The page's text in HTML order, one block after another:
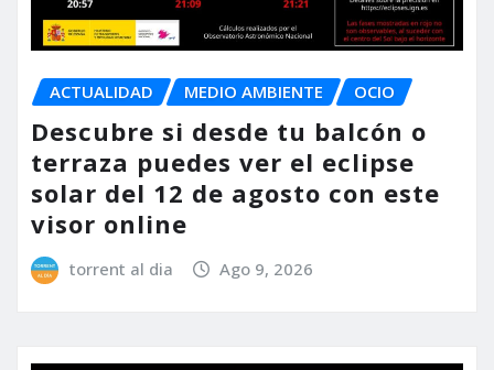
ACTUALIDAD MEDIO AMBIENTE OCIO
Descubre si desde tu balcón o
terraza puedes ver el eclipse
solar del 12 de agosto con este
visor online
torrent al dia Ago 9, 2026